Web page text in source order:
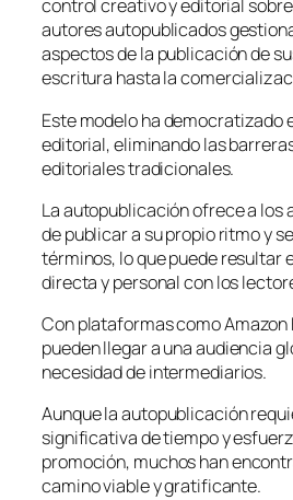
control creativo y editorial
autores autopublicados
aspectos de la publicación de
escritura hasta la
Este modelo ha democratizado
editorial, eliminando las
editoriales tradicionales.
La autopublicación ofrece a los
de publicar a su propio ritmo y
términos, lo que puede resultar
directa y personal con los
Con plataformas como Amazon
pueden llegar a una audiencia
necesidad de intermediarios.
Aunque la autopublicación
significativa de tiempo y
promoción, muchos han
camino viable y gratificante.